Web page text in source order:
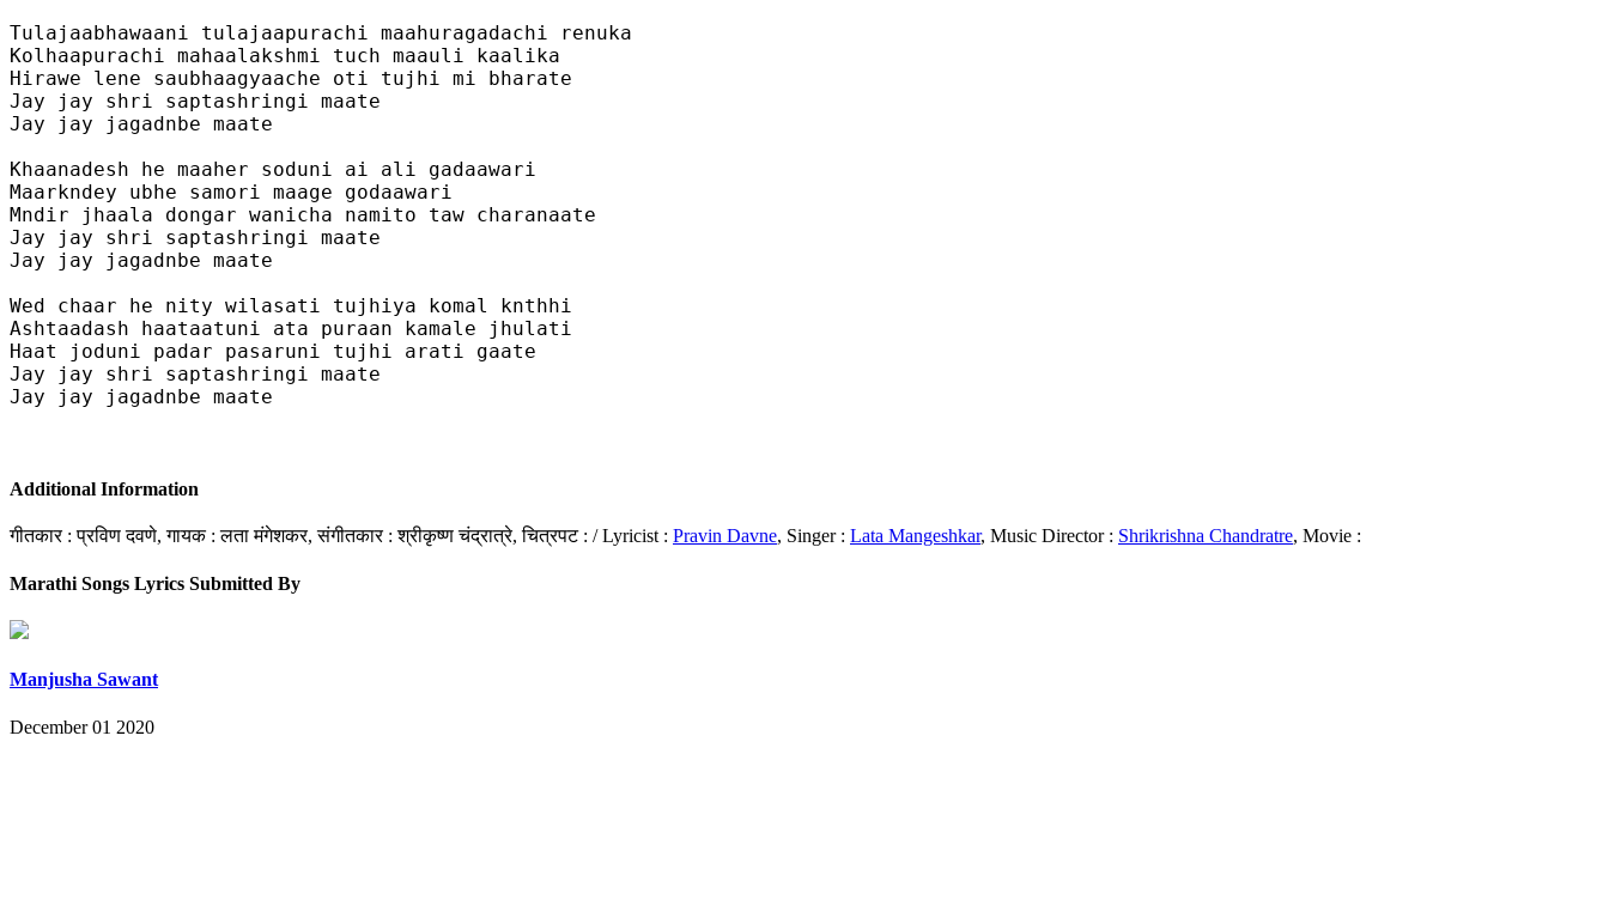
Tulajaabhawaani tulajaapurachi maahuragadachi renuka
Kolhaapurachi mahaalakshmi tuch maauli kaalika
Hirawe lene saubhaagyaache oti tujhi mi bharate
Jay jay shri saptashringi maate
Jay jay jagadnbe maate
Khaanadesh he maaher soduni ai ali gadaawari
Maarkndey ubhe samori maage godaawari
Mndir jhaala dongar wanicha namito taw charanaate
Jay jay shri saptashringi maate
Jay jay jagadnbe maate
Wed chaar he nity wilasati tujhiya komal knthhi
Ashtaadash haataatuni ata puraan kamale jhulati
Haat joduni padar pasaruni tujhi arati gaate
Jay jay shri saptashringi maate
Jay jay jagadnbe maate
Additional Information
गीतकार : प्रविण दवणे, गायक : लता मंगेशकर, संगीतकार : श्रीकृष्ण चंद्रात्रे, चित्रपट : / Lyricist : Pravin Davne, Singer : Lata Mangeshkar, Music Director : Shrikrishna Chandratre, Movie :
Marathi Songs Lyrics Submitted By
Manjusha Sawant
December 01 2020